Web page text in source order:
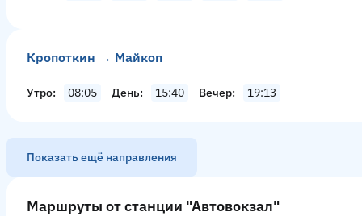
Кропоткин → Майкоп
Утро 08:05 День 15:40 Вечер 19:13
Показать ещё направления
Москва → Кропоткин13 рейсов в день
Маршруты от станции "Автовокзал"